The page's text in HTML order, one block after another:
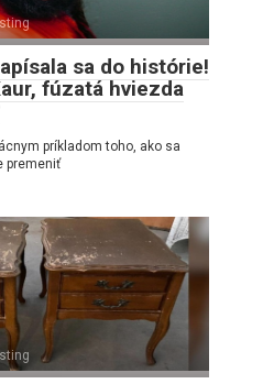
sa do histórie!
fúzatá hviezda
príkladom toho, ako sa
premeniť